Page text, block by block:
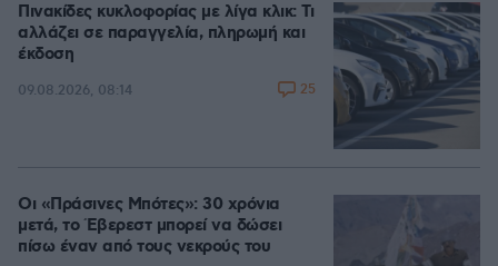
Πινακίδες κυκλοφορίας με λίγα κλικ: Τι
αλλάζει σε παραγγελία, πληρωμή και
έκδοση
09.08.2026, 08:14 25
Οι «Πράσινες Μπότες»: 30 χρόνια
μετά, το Έβερεστ μπορεί να δώσει
πίσω έναν από τους νεκρούς του